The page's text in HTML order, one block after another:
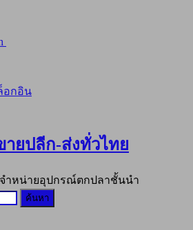
อกอิน
ยปลีก-ส่งทั่วไทย
จำหน่ายอุปกรณ์ตกปลาชั้นนำ
ค้นหา